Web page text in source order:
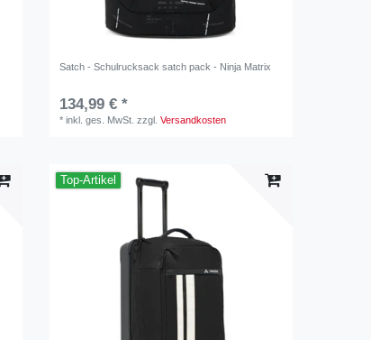
Satch - Schulrucksack satch pack - Ninja Matrix
134,99 € *
*inkl. ges. MwSt. zzgl.Versandkosten
Top-Artikel